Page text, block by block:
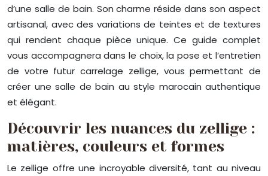
d’une salle de bain. Son charme réside dans son aspect
artisanal, avec des variations de teintes et de textures
qui rendent chaque pièce unique. Ce guide complet
vous accompagnera dans le choix, la pose et l’entretien
de votre futur carrelage zellige, vous permettant de
créer une salle de bain au style marocain authentique
et élégant.
Découvrir les nuances du zellige :
matières, couleurs et formes
Le zellige offre une incroyable diversité, tant au niveau